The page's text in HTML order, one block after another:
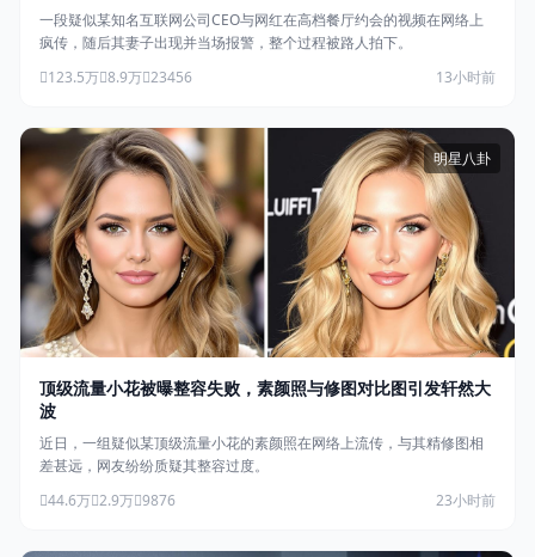
一段疑似某知名互联网公司CEO与网红在高档餐厅约会的视频在网络上
疯传，随后其妻子出现并当场报警，整个过程被路人拍下。
123.5万 8.9万 23456 13小时前
明星八卦
顶级流量小花被曝整容失败，素颜照与修图对比图引发轩然大
波
近日，一组疑似某顶级流量小花的素颜照在网络上流传，与其精修图相
差甚远，网友纷纷质疑其整容过度。
44.6万 2.9万 9876 23小时前